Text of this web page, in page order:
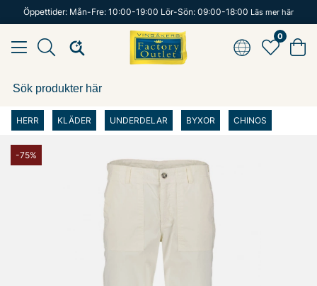
Öppettider: Mån-Fre: 10:00-19:00 Lör-Sön: 09:00-18:00 Läs mer här
0
HERR KLÄDER UNDERDELAR BYXOR CHINOS
-75%